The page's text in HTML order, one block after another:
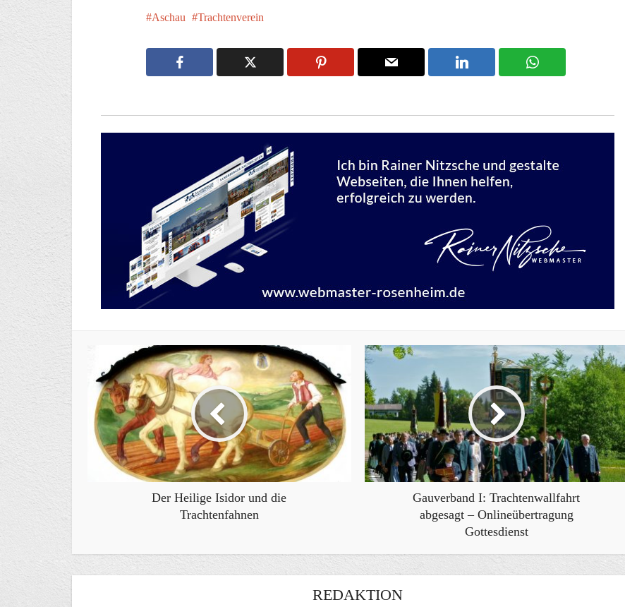
Aschau Trachtenverein
Der Heilige Isidor und die
Trachtenfahnen
Gauverband I: Trachtenwallfahrt
abgesagt – Onlineübertragung
Gottesdienst
REDAKTION